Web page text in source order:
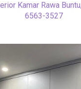
Kamar Rawa
6563-3527